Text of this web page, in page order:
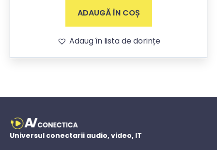
ADAUGĂ ÎN COȘ
Adaug în lista de dorințe
Universul conectarii audio, video, IT